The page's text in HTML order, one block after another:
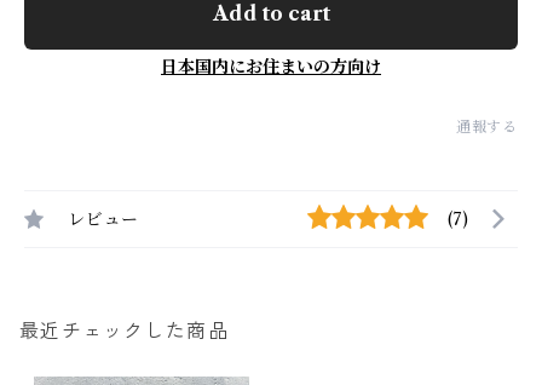
Add to cart
日本国内にお住まいの方向け
通報する
レビュー (7)
最近チェックした商品